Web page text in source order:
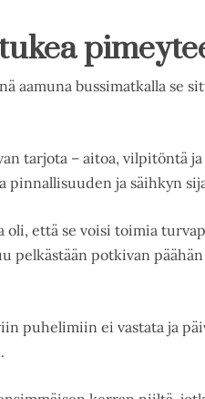
aamuna bussimatkalla se
tarjota – aitoa, vilpitöntä ja
pinnallisuuden ja säihkyn
oli, että se voisi toimia
pelkästään potkivan
puhelimiin ei vastata ja